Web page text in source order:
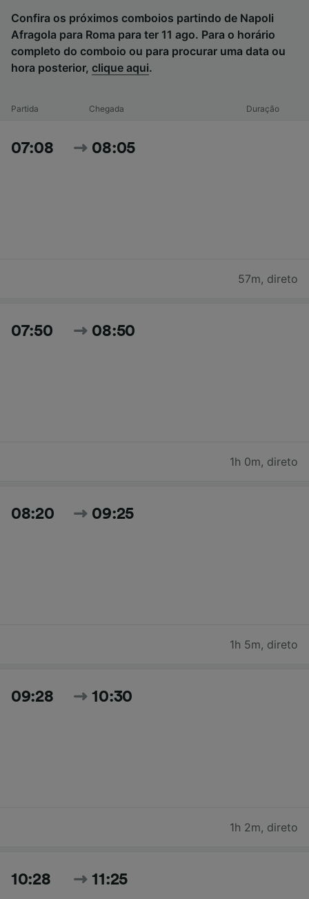
Confira os próximos comboios partindo de Napoli
Afragola para Roma para ter 11 ago. Para o horário
completo do comboio ou para procurar uma data ou
hora posterior, clique aqui.
Partida Chegada Duração
07:08 08:05
57m, direto
07:50 08:50
1h 0m, direto
08:20 09:25
1h 5m, direto
09:28 10:30
1h 2m, direto
10:28 11:25